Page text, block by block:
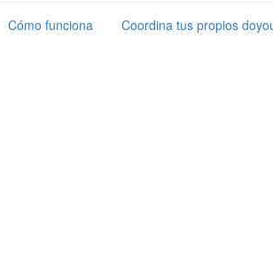
Cómo funciona Coordina tus propios